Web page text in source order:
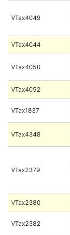
VTax4049
VTax4044
VTax4050
VTax4052
VTax1837
VTax4348
VTax2379
VTax2380
VTax2382